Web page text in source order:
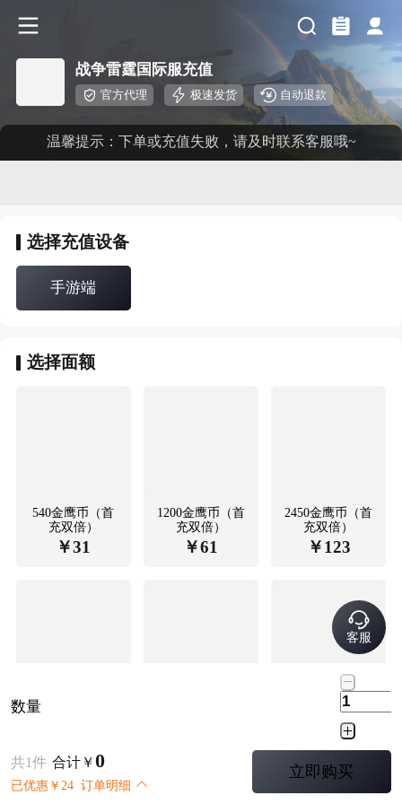
战争雷霆国际服充值
官方代理 极速发货 自动退款
温馨提示：下单或充值失败，请及时联系客服哦~
选择充值设备
手游端
选择面额
540金鹰币（首
充双倍）
￥31
1200金鹰币（首
充双倍）
￥61
2450金鹰币（首
充双倍）
￥123
6210金鹰币（首
战斗通行证
31
数量
共1件 合计￥0
已优惠￥ 24 订单明细
立即购买
客服